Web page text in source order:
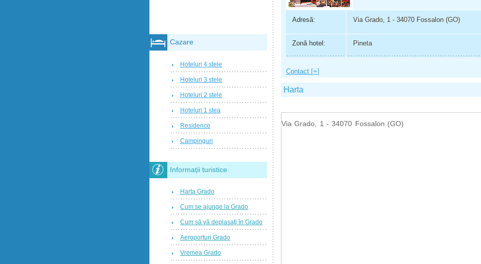
Adresă: Via Grado, 1 - 34070 Fossalon (GO)
Zonă hotel: Pineta
Contact [+]
Harta
Via Grado, 1 - 34070 Fossalon (GO)
Cazare
Hoteluri 4 stele
Hoteluri 3 stele
Hoteluri 2 stele
Hoteluri 1 stea
Residence
Campinguri
Informații turistice
Harta Grado
Cum se ajunge la Grado
Cum să vă deplasaţi în Grado
Aeroporturi Grado
Vremea Grado